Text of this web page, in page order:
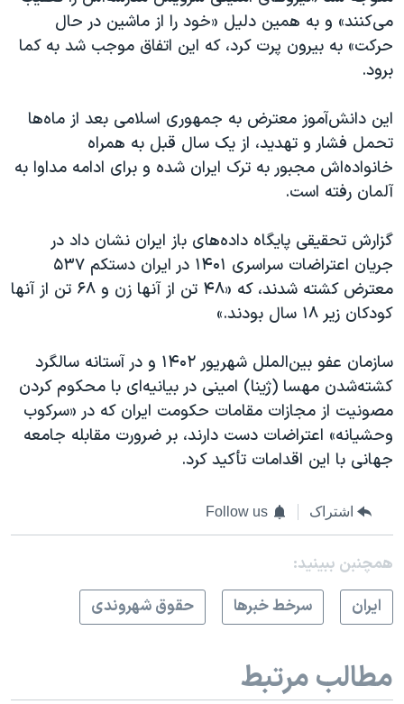
می‌کنند» و به همین دلیل «خود را از ماشین در حال
حرکت» به بیرون پرت کرد، که این اتفاق موجب شد به کما
برود.
این دانش‌آموز معترض به جمهوری اسلامی بعد از ماه‌ها
تحمل فشار و تهدید، از یک سال قبل به همراه
خانواده‌اش مجبور به ترک ایران شده و برای ادامه مداوا به
آلمان رفته است.
گزارش تحقیقی پایگاه داده‌های باز ایران نشان داد در
جریان اعتراضات سراسری ۱۴۰۱ در ایران دستکم ۵۳۷
معترض کشته شدند، که «۴۸ تن از آنها زن و ۶۸ تن از آنها
کودکان زیر ۱۸ سال بودند.»
سازمان عفو بین‌الملل شهریور ۱۴۰۲ و در آستانه سالگرد
کشته‌شدن مهسا (ژینا) امینی در بیانیه‌ای با محکوم کردن
مصونیت از مجازات مقامات حکومت ایران که در «سرکوب
وحشیانه» اعتراضات دست دارند، بر ضرورت مقابله جامعه
جهانی با این اقدامات تأکید کرد.
اشتراک Follow us
همچنبن ببینید:
ايران
سرخط خبرها حقوق شهروندی
مطالب مرتبط